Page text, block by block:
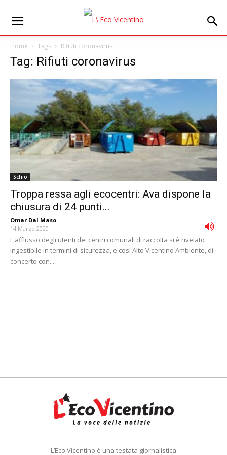
Home Tags Rifiuti coronavirus
Tag: Rifiuti coronavirus
Schio
Troppa ressa agli ecocentri: Ava dispone la
chiusura di 24 punti...
Omar Dal Maso -
14 Marzo 2020
L'afflusso degli utenti dei centri comunali di raccolta si è rivelato
ingestibile in termini di sicurezza, e così Alto Vicentino Ambiente, di
concerto con...
L’Eco Vicentino è una testata giornalistica